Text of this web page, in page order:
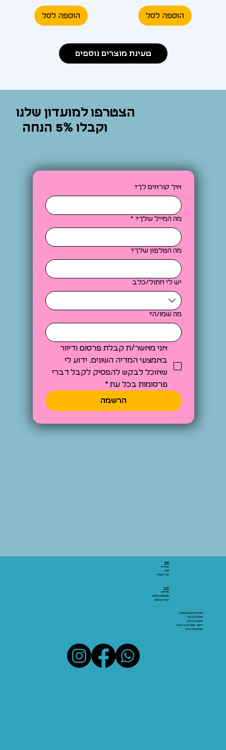
הוספה לסל הוספה לסל
טעינת מוצרים נוספים
הצטרפו למועדון שלנו
וקבלו 5% הנחה
איך קוראים לך?
מה המייל שלך? *
מה הטלפון שלך?
יש לי חתול/כלב
מה שמו/ה?
אני מאשר/ת קבלת פרסום ודיוור
באמצעי המדיה השונים. ידוע לי
שאוכל לבקש להפסיק לקבל דברי
פרסומות בכל עת *
הרשמה
שירות הלקוחות והתמיכה
03-6206066
מיקום: אלנבי 43
ראשון - חמישי 10:00-19:00
שישי 10:00-15:00
אתר:
מאמרים
חנות
חברי מועדון
מידע:
אודותינו
תקנון ותנאי שימוש
הצהרת נגישות